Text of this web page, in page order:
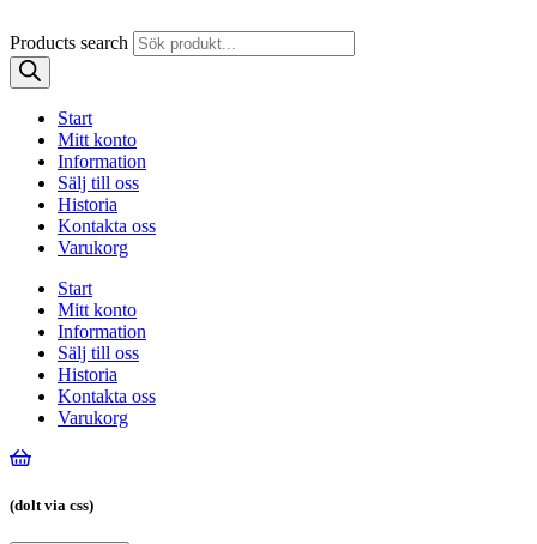
Products search
Start
Mitt konto
Information
Sälj till oss
Historia
Kontakta oss
Varukorg
Start
Mitt konto
Information
Sälj till oss
Historia
Kontakta oss
Varukorg
(dolt via css)